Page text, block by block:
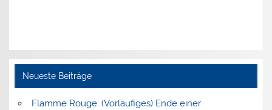
Neueste Beiträge
Flamme Rouge: (Vorläufiges) Ende einer